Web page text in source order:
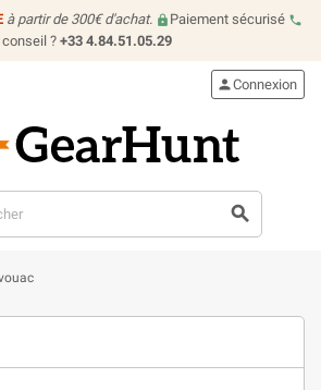
à partir de 300€ d'achat. lock Paiement sécurisé call
conseil ? +33 4.84.51.05.29
search
personConnexion